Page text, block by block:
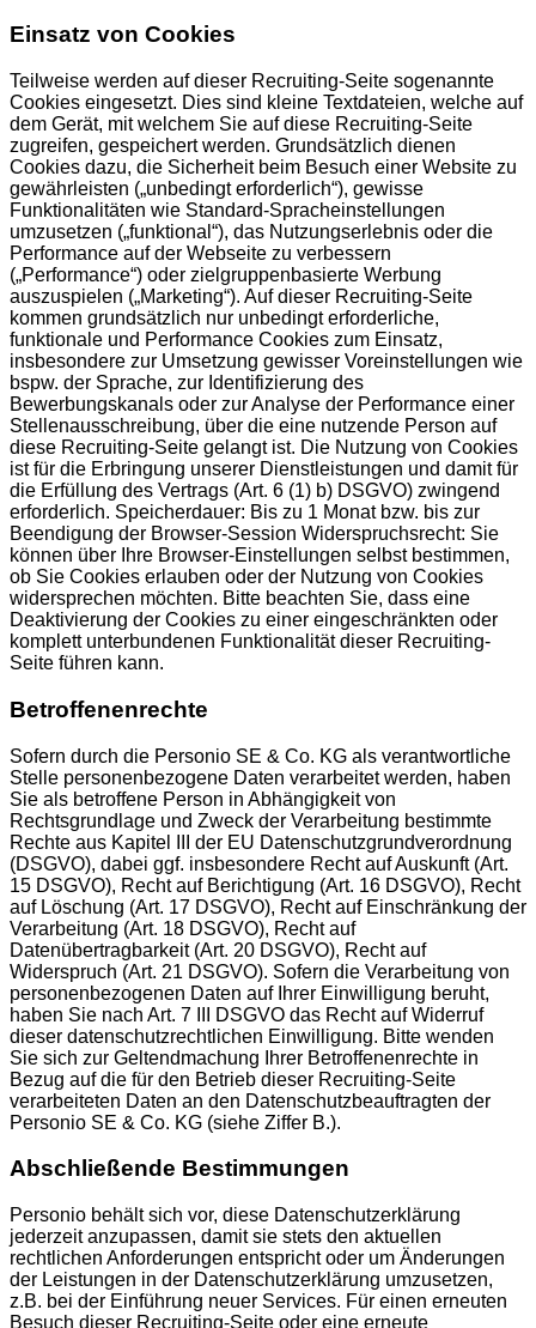
Einsatz von Cookies
Teilweise werden auf dieser Recruiting-Seite sogenannte
Cookies eingesetzt. Dies sind kleine Textdateien, welche auf
dem Gerät, mit welchem Sie auf diese Recruiting-Seite
zugreifen, gespeichert werden. Grundsätzlich dienen
Cookies dazu, die Sicherheit beim Besuch einer Website zu
gewährleisten („unbedingt erforderlich“), gewisse
Funktionalitäten wie Standard-Spracheinstellungen
umzusetzen („funktional“), das Nutzungserlebnis oder die
Performance auf der Webseite zu verbessern
(„Performance“) oder zielgruppenbasierte Werbung
auszuspielen („Marketing“). Auf dieser Recruiting-Seite
kommen grundsätzlich nur unbedingt erforderliche,
funktionale und Performance Cookies zum Einsatz,
insbesondere zur Umsetzung gewisser Voreinstellungen wie
bspw. der Sprache, zur Identifizierung des
Bewerbungskanals oder zur Analyse der Performance einer
Stellenausschreibung, über die eine nutzende Person auf
diese Recruiting-Seite gelangt ist. Die Nutzung von Cookies
ist für die Erbringung unserer Dienstleistungen und damit für
die Erfüllung des Vertrags (Art. 6 (1) b) DSGVO) zwingend
erforderlich. Speicherdauer: Bis zu 1 Monat bzw. bis zur
Beendigung der Browser-Session Widerspruchsrecht: Sie
können über Ihre Browser-Einstellungen selbst bestimmen,
ob Sie Cookies erlauben oder der Nutzung von Cookies
widersprechen möchten. Bitte beachten Sie, dass eine
Deaktivierung der Cookies zu einer eingeschränkten oder
komplett unterbundenen Funktionalität dieser Recruiting-
Seite führen kann.
Betroffenenrechte
Sofern durch die Personio SE & Co. KG als verantwortliche
Stelle personenbezogene Daten verarbeitet werden, haben
Sie als betroffene Person in Abhängigkeit von
Rechtsgrundlage und Zweck der Verarbeitung bestimmte
Rechte aus Kapitel III der EU Datenschutzgrundverordnung
(DSGVO), dabei ggf. insbesondere Recht auf Auskunft (Art.
15 DSGVO), Recht auf Berichtigung (Art. 16 DSGVO), Recht
auf Löschung (Art. 17 DSGVO), Recht auf Einschränkung der
Verarbeitung (Art. 18 DSGVO), Recht auf
Datenübertragbarkeit (Art. 20 DSGVO), Recht auf
Widerspruch (Art. 21 DSGVO). Sofern die Verarbeitung von
personenbezogenen Daten auf Ihrer Einwilligung beruht,
haben Sie nach Art. 7 III DSGVO das Recht auf Widerruf
dieser datenschutzrechtlichen Einwilligung. Bitte wenden
Sie sich zur Geltendmachung Ihrer Betroffenenrechte in
Bezug auf die für den Betrieb dieser Recruiting-Seite
verarbeiteten Daten an den Datenschutzbeauftragten der
Personio SE & Co. KG (siehe Ziffer B.).
Abschließende Bestimmungen
Personio behält sich vor, diese Datenschutzerklärung
jederzeit anzupassen, damit sie stets den aktuellen
rechtlichen Anforderungen entspricht oder um Änderungen
der Leistungen in der Datenschutzerklärung umzusetzen,
z.B. bei der Einführung neuer Services. Für einen erneuten
Besuch dieser Recruiting-Seite oder eine erneute